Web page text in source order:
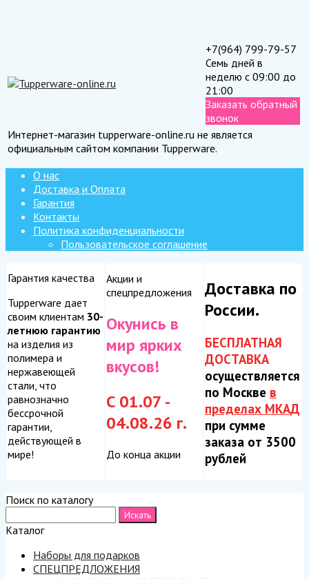
+7(964) 799-79-57
Семь дней в
неделю с 09:00 до
21:00
Заказать обратный
звонок
Интернет-магазин tupperware-online.ru не является
официальным сайтом компании Tupperware.
О нас
Доставка и Оплата
Гарантия
Контакты
Политика конфиденциальности
Пользовательское соглашение
Гарантия качества
Tupperware дает
своим клиентам 30-
летнюю гарантию
на изделия из
полимера и
нержавеющей
стали, что
равнозначно
бессрочной
гарантии,
действующей в
мире!
Акции и
спецпредложения
Окунись в
мир ярких
вкусов!
С 01.07 -
04.08.26 г.
До конца акции
Доставка по
России.
БЕСПЛАТНАЯ
ДОСТАВКА
осуществляется
по Москве в
пределах МКАД
при сумме
заказа от 3500
рублей
Поиск по каталогу
Каталог
Наборы для подарков
СПЕЦПРЕДЛОЖЕНИЯ